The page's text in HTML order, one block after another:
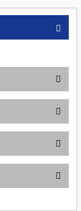
tarafımıza